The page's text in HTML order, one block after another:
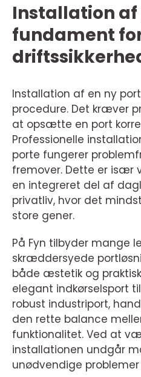
Installation af
fundament
Installation af en ny
procedure. Det kræver
at opsætte en port
Professionelle
porte fungerer
fremover. Dette er især
en integreret del af
privatliv, hvor det
store gener.
På Fyn tilbyder mange
skræddersyede
både æstetik og
elegant indkørselsport
robust industriport,
den rette balance
funktionalitet. Ved at
installationen undgår
unødvendige problemer